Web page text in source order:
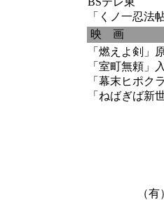
「くノ一忍法
映 画
「燃えよ剣」
「室町無頼」
「幕末ヒポク
「ねばぎば新
（